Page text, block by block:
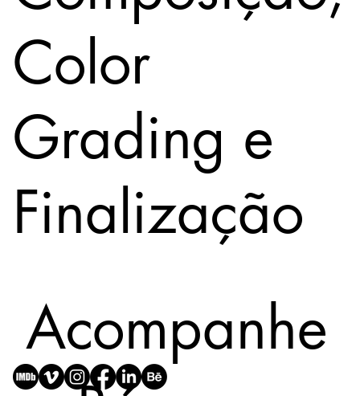
Color
Grading e
Finalização
Acompanhe